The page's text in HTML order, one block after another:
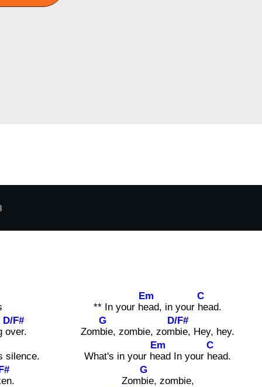
o
D/F#
ver.
silence.
** In your h
Em
ead, in your
C
head.
Zom
G
bie, zombie, zom
D/F#
bie, Hey, hey.
What's in your h
Em
ead In your
C
head.
Zom
G
bie, zombie,